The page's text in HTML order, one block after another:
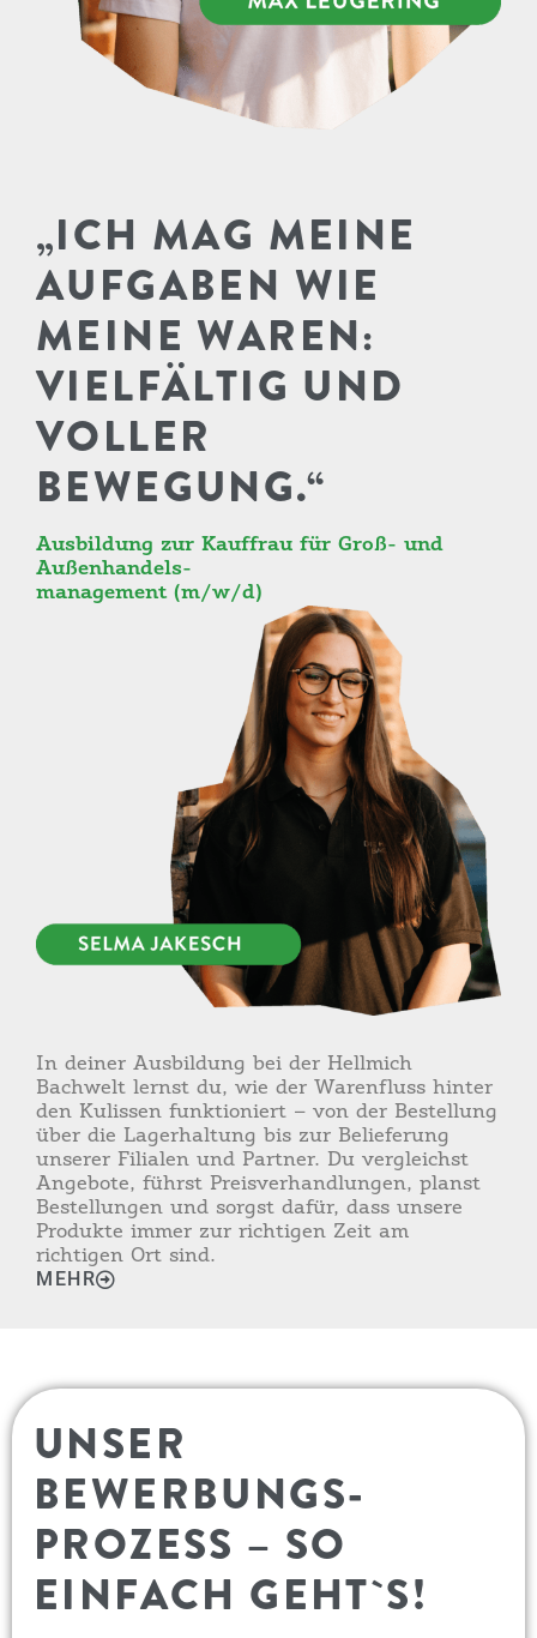
„ICH MAG MEINE
AUFGABEN WIE
MEINE WAREN:
VIELFÄLTIG UND
VOLLER
BEWEGUNG.“
Ausbildung zur Kauffrau für Groß- und
Außenhandels-
management (m/w/d)
In deiner Ausbildung bei der Hellmich
Bachwelt lernst du, wie der Warenfluss hinter
den Kulissen funktioniert – von der Bestellung
über die Lagerhaltung bis zur Belieferung
unserer Filialen und Partner. Du vergleichst
Angebote, führst Preisverhandlungen, planst
Bestellungen und sorgst dafür, dass unsere
Produkte immer zur richtigen Zeit am
richtigen Ort sind.
MEHR
UNSER
BEWERBUNGS-
PROZESS – SO
EINFACH GEHT`S!